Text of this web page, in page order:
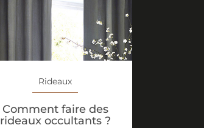
Rideaux
Comment faire des
rideaux occultants ?